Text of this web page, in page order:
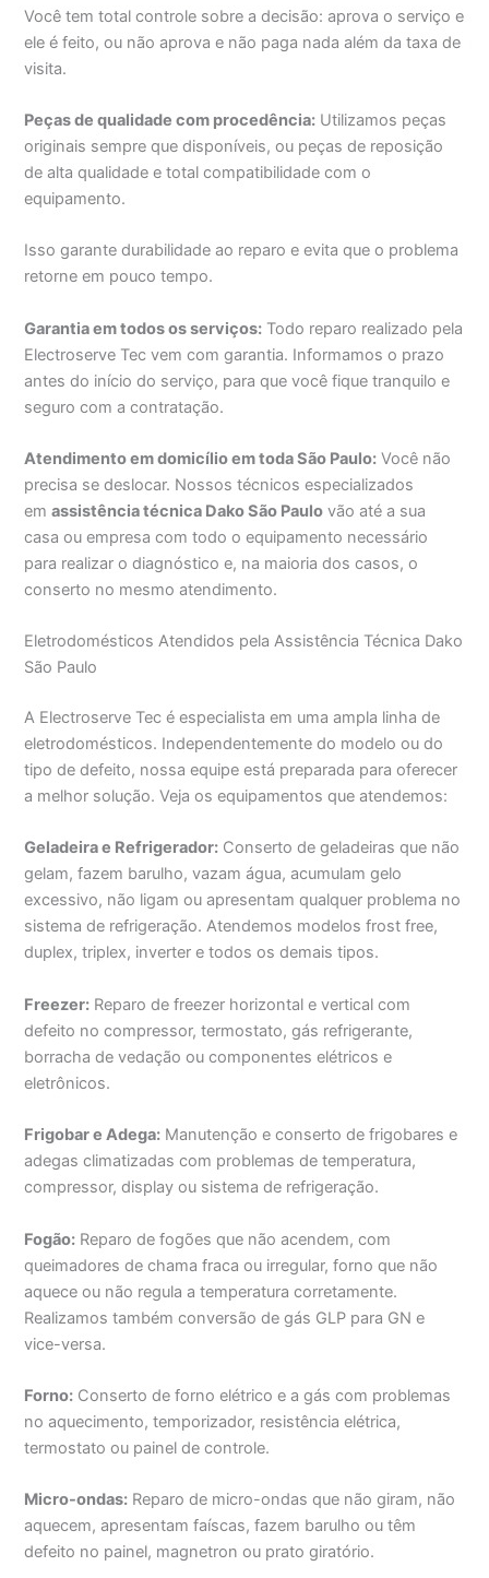
Você tem total controle sobre a decisão: aprova o serviço e
ele é feito, ou não aprova e não paga nada além da taxa de
visita.
Peças de qualidade com procedência: Utilizamos peças
originais sempre que disponíveis, ou peças de reposição
de alta qualidade e total compatibilidade com o
equipamento.
Isso garante durabilidade ao reparo e evita que o problema
retorne em pouco tempo.
Garantia em todos os serviços: Todo reparo realizado pela
Electroserve Tec vem com garantia. Informamos o prazo
antes do início do serviço, para que você fique tranquilo e
seguro com a contratação.
Atendimento em domicílio em toda São Paulo: Você não
precisa se deslocar. Nossos técnicos especializados
emassistência técnica Dako São Paulo vão até a sua
casa ou empresa com todo o equipamento necessário
para realizar o diagnóstico e, na maioria dos casos, o
conserto no mesmo atendimento.
Eletrodomésticos Atendidos pela Assistência Técnica Dako
São Paulo
A Electroserve Tec é especialista em uma ampla linha de
eletrodomésticos. Independentemente do modelo ou do
tipo de defeito, nossa equipe está preparada para oferecer
a melhor solução. Veja os equipamentos que atendemos:
Geladeira e Refrigerador: Conserto de geladeiras que não
gelam, fazem barulho, vazam água, acumulam gelo
excessivo, não ligam ou apresentam qualquer problema no
sistema de refrigeração. Atendemos modelos frost free,
duplex, triplex, inverter e todos os demais tipos.
Freezer: Reparo de freezer horizontal e vertical com
defeito no compressor, termostato, gás refrigerante,
borracha de vedação ou componentes elétricos e
eletrônicos.
Frigobar e Adega: Manutenção e conserto de frigobares e
adegas climatizadas com problemas de temperatura,
compressor, display ou sistema de refrigeração.
Fogão: Reparo de fogões que não acendem, com
queimadores de chama fraca ou irregular, forno que não
aquece ou não regula a temperatura corretamente.
Realizamos também conversão de gás GLP para GN e
vice-versa.
Forno: Conserto de forno elétrico e a gás com problemas
no aquecimento, temporizador, resistência elétrica,
termostato ou painel de controle.
Micro-ondas: Reparo de micro-ondas que não giram, não
aquecem, apresentam faíscas, fazem barulho ou têm
defeito no painel, magnetron ou prato giratório.